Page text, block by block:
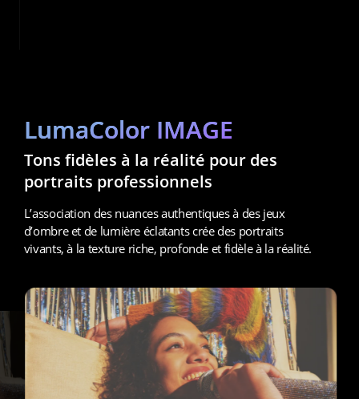
LumaColor IMAGE
Tons fidèles à la réalité pour des
portraits professionnels
L’association des nuances authentiques à des jeux
d’ombre et de lumière éclatants crée des portraits
vivants, à la texture riche, profonde et fidèle à la réalité.